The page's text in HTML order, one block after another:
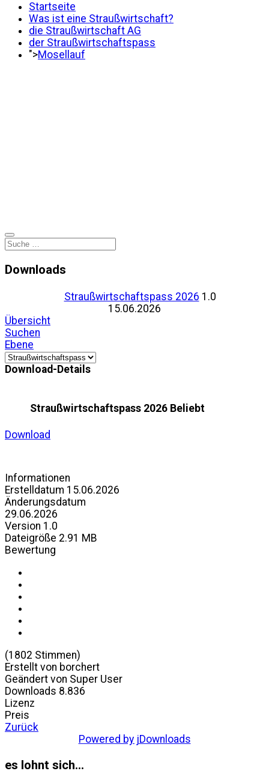
Startseite
Was ist eine Straußwirtschaft?
die Straußwirtschaft AG
der Straußwirtschaftspass
">Mosellauf
Downloads
Straußwirtschaftspass 2026 1.0
15.06.2026
Übersicht
Suchen
Ebene
Download-Details
Straußwirtschaftspass 2026 Beliebt
Download
Informationen
Erstelldatum 15.06.2026
Änderungsdatum
29.06.2026
Version 1.0
Dateigröße 2.91 MB
Bewertung
(1802 Stimmen)
Erstellt von borchert
Geändert von Super User
Downloads 8.836
Lizenz
Preis
Zurück
Powered by jDownloads
es lohnt sich...